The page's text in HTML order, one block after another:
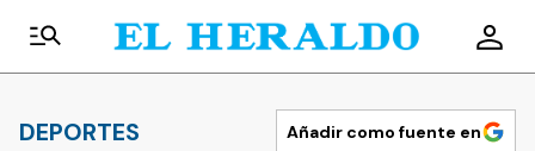
DEPORTES Añadir como fuente en